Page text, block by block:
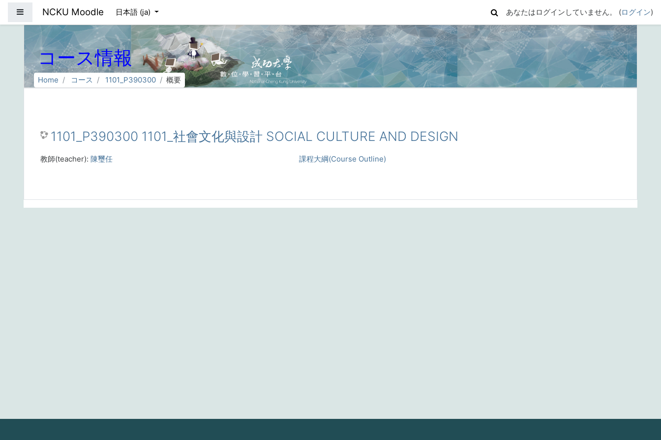
サイドパネル
NCKU Moodle 日本語 ‎(ja)‎ あなたはログインしていません。 (ログイン)
コース情報
Home コース 1101_P390300 概要
1101_P390300 1101_社會文化與設計 SOCIAL CULTURE AND DESIGN
課程大綱(Course Outline)
教師(teacher): 陳璽任